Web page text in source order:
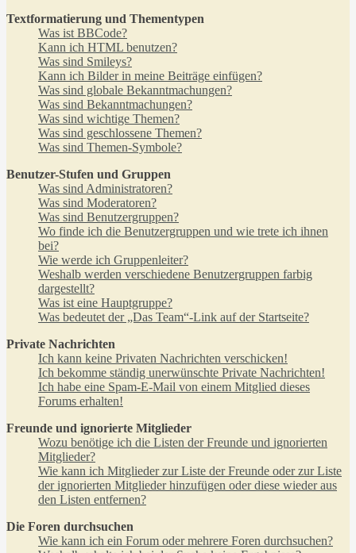
Textformatierung und Thementypen
Was ist BBCode?
Kann ich HTML benutzen?
Was sind Smileys?
Kann ich Bilder in meine Beiträge einfügen?
Was sind globale Bekanntmachungen?
Was sind Bekanntmachungen?
Was sind wichtige Themen?
Was sind geschlossene Themen?
Was sind Themen-Symbole?
Benutzer-Stufen und Gruppen
Was sind Administratoren?
Was sind Moderatoren?
Was sind Benutzergruppen?
Wo finde ich die Benutzergruppen und wie trete ich ihnen
bei?
Wie werde ich Gruppenleiter?
Weshalb werden verschiedene Benutzergruppen farbig
dargestellt?
Was ist eine Hauptgruppe?
Was bedeutet der „Das Team“-Link auf der Startseite?
Private Nachrichten
Ich kann keine Privaten Nachrichten verschicken!
Ich bekomme ständig unerwünschte Private Nachrichten!
Ich habe eine Spam-E-Mail von einem Mitglied dieses
Forums erhalten!
Freunde und ignorierte Mitglieder
Wozu benötige ich die Listen der Freunde und ignorierten
Mitglieder?
Wie kann ich Mitglieder zur Liste der Freunde oder zur Liste
der ignorierten Mitglieder hinzufügen oder diese wieder aus
den Listen entfernen?
Die Foren durchsuchen
Wie kann ich ein Forum oder mehrere Foren durchsuchen?